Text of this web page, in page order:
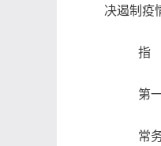
决遏制疫
指
第
常